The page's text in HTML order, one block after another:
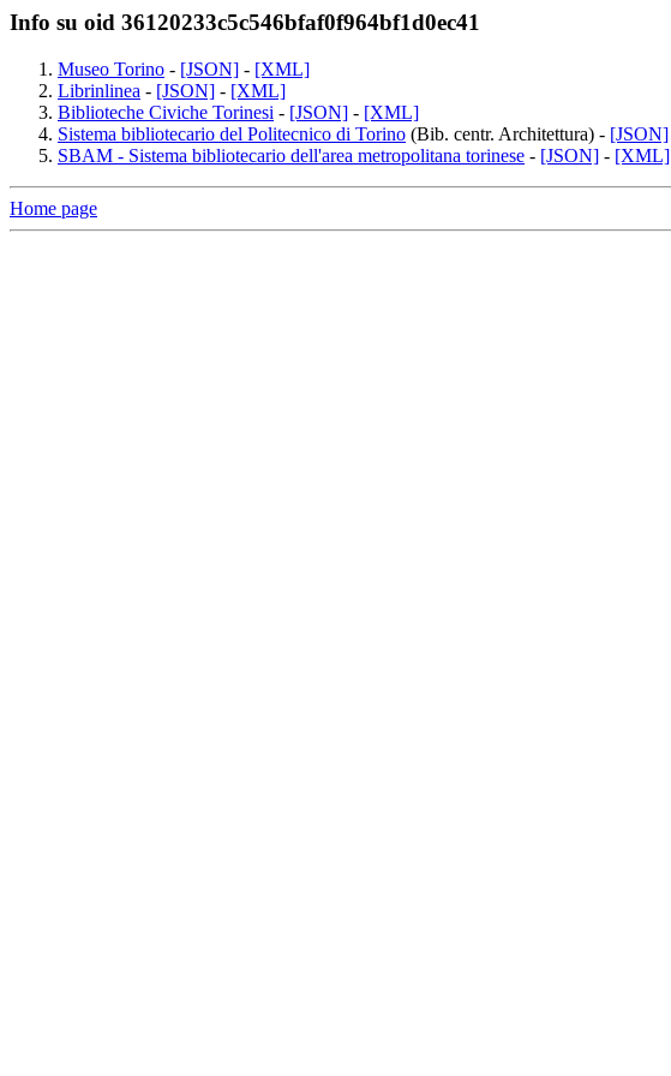
Info su oid 36120233c5c546bfaf0f964bf1d0ec41
Museo Torino - [JSON] - [XML]
Librinlinea - [JSON] - [XML]
Biblioteche Civiche Torinesi - [JSON] - [XML]
Sistema bibliotecario del Politecnico di Torino (Bib. centr. Architettura) - [JSON]
SBAM - Sistema bibliotecario dell'area metropolitana torinese - [JSON] - [XML]
Home page